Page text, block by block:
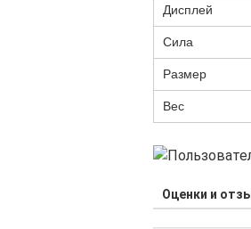
Дисплей
Сила
Размер
Вес
Оценки и